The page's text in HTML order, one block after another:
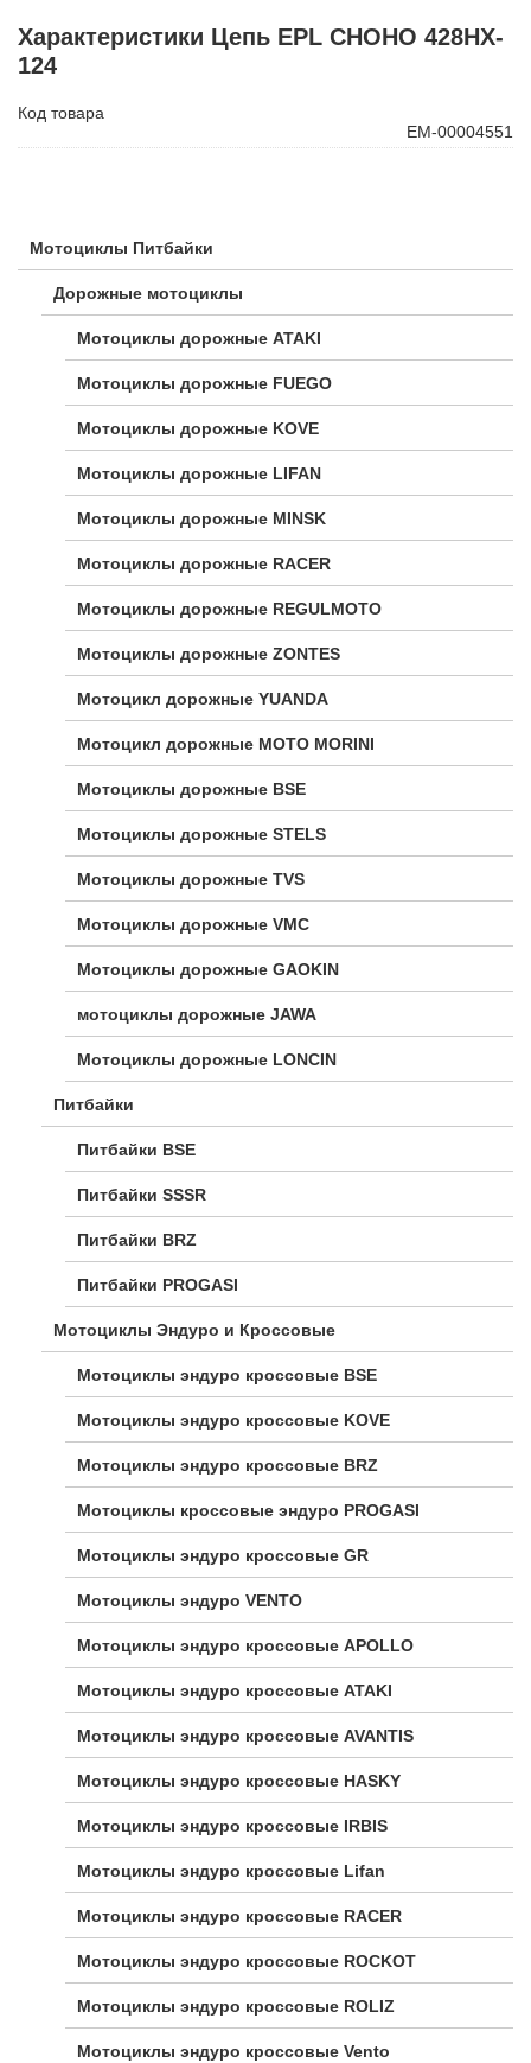
Мотоциклы Питбайки
Дорожные мотоциклы
Мотоциклы дорожные ATAKI
Мотоциклы дорожные FUEGO
Мотоциклы дорожные KOVE
Мотоциклы дорожные LIFAN
Мотоциклы дорожные MINSK
Мотоциклы дорожные RACER
Мотоциклы дорожные REGULMOTO
Мотоциклы дорожные ZONTES
Мотоцикл дорожные YUANDA
Мотоцикл дорожные МОТО MORINI
Мотоциклы дорожные BSE
Мотоциклы дорожные STELS
Мотоциклы дорожные TVS
Мотоциклы дорожные VMC
Мотоциклы дорожные GAOKIN
мотоциклы дорожные JAWA
Мотоциклы дорожные LONCIN
Питбайки
Питбайки BSE
Питбайки SSSR
Питбайки BRZ
Питбайки PROGASI
Мотоциклы Эндуро и Кроссовые
Мотоциклы эндуро кроссовые BSE
Мотоциклы эндуро кроссовые KOVE
Мотоциклы эндуро кроссовые BRZ
Мотоциклы кроссовые эндуро PROGASI
Мотоциклы эндуро кроссовые GR
Мотоциклы эндуро VENTO
Мотоциклы эндуро кроссовые APOLLO
Мотоциклы эндуро кроссовые ATAKI
Мотоциклы эндуро кроссовые AVANTIS
Мотоциклы эндуро кроссовые HASKY
Мотоциклы эндуро кроссовые IRBIS
Мотоциклы эндуро кроссовые Lifan
Мотоциклы эндуро кроссовые RACER
Мотоциклы эндуро кроссовые ROCKOT
Мотоциклы эндуро кроссовые ROLIZ
Мотоциклы эндуро кроссовые Vento
Характеристики Цепь EPL CHOHO 428HX-
124
Код товара
ЕМ-00004551